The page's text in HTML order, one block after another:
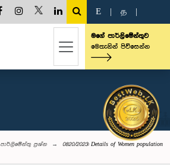
E த
මගේ පාර්ලිමේන්තුව
මෙතැනින් පිවිසෙන්න
පාර්ලි‌මේන්තු‌ ප්‍රශ්න 0820/2023: Details of Women population